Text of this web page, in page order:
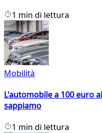
1 min di lettura
Mobilità
L'automobile a 100 euro
sappiamo
1 min di lettura